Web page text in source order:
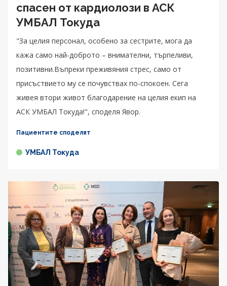
спасен от кардиолози в АСК
УМБАЛ Токуда
"За целия персонал, особено за сестрите, мога да
кажа само най-доброто – внимателни, търпеливи,
позитивни.Въпреки преживяния стрес, само от
присъствието му се почувствах по-спокоен. Сега
живея втори живот благодарение на целия екип на
АСК УМБАЛ Токуда!", споделя Явор.
Пациентите споделят
УМБАЛ Токуда